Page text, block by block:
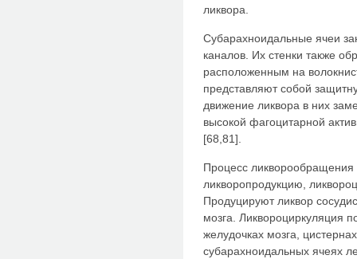
ликвора.
Субарахноидальные ячеи
каналов. Их стенки также
расположенным на
представляют собой
движение ликвора в них
высокой фагоцитарной
[68,81].
Процесс
ликворопродукцию,
Продуцируют ликвор
мозга. Ликвороциркуляция
желудочках мозга,
субарахноидальных ячеях